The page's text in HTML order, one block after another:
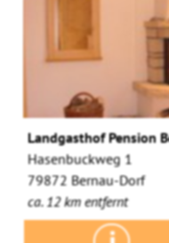
Landgasthof Pension
Hasenbuckweg 1
79872 Bernau-Dorf
ca. 12 km entfernt